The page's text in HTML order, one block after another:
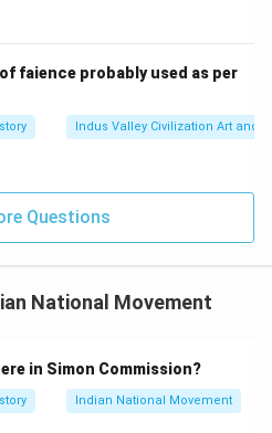
करो' की नीति और मुस्लिम लीग
पाकिस्तान की मांग, भारत के विभाजन
faience probably used as per
Indus Valley Civilization Art and
Questions
National Movement
in Simon Commission?
Indian National Movement